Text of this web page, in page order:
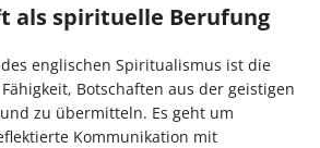
als spirituelle Berufung
englischen Spiritualismus ist die
Botschaften aus der geistigen
zu übermitteln. Es geht um
Kommunikation mit